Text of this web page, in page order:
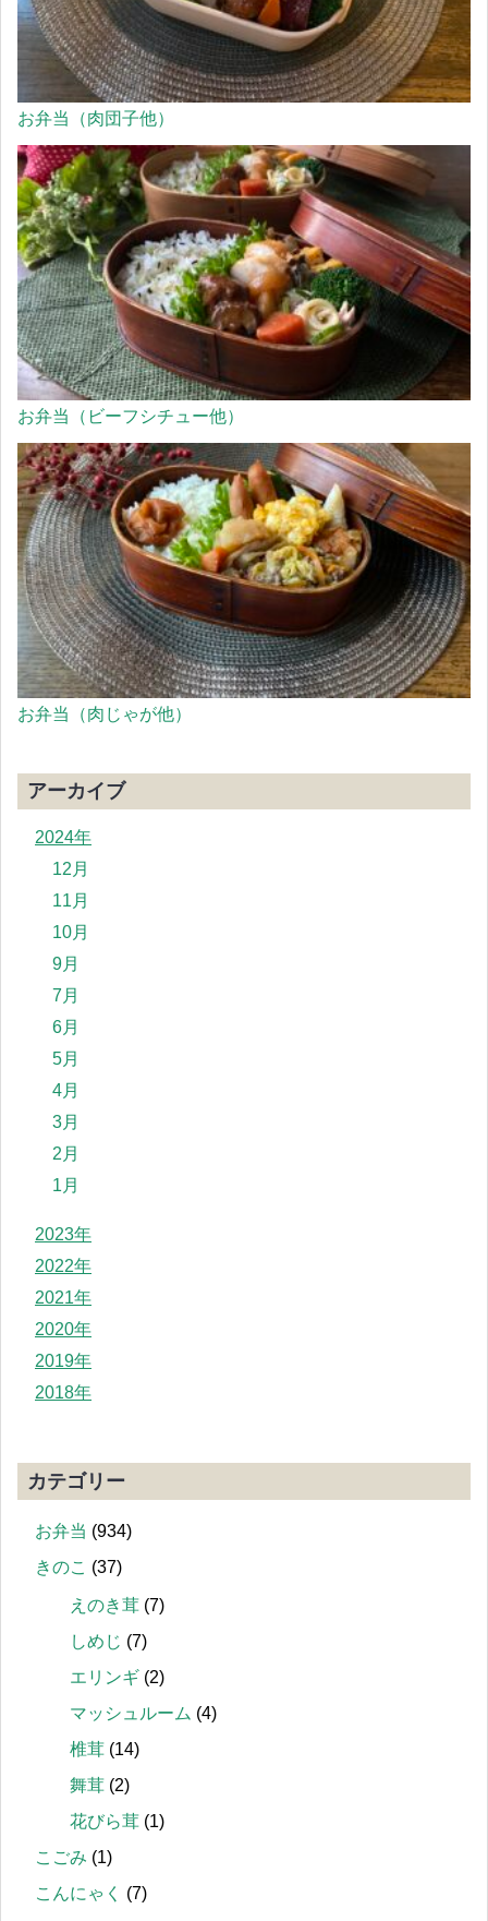
お弁当（肉団子他）
お弁当（ビーフシチュー他）
お弁当（肉じゃが他）
アーカイブ
2024年
12月
11月
10月
9月
7月
6月
5月
4月
3月
2月
1月
2023年
2022年
2021年
2020年
2019年
2018年
カテゴリー
お弁当 (934)
きのこ (37)
えのき茸 (7)
しめじ (7)
エリンギ (2)
マッシュルーム (4)
椎茸 (14)
舞茸 (2)
花びら茸 (1)
こごみ (1)
こんにゃく
(7)